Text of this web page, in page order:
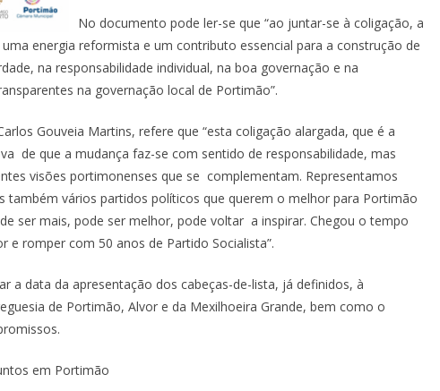
No documento pode ler-se que “ao juntar-se à coligação, a
energia reformista e um contributo essencial para a construção de
na responsabilidade individual, na boa governação e na
na governação local de Portimão”.
Gouveia Martins, refere que “esta coligação alargada, que é a
de que a mudança faz-se com sentido de responsabilidade, mas
visões portimonenses que se complementam. Representamos
também vários partidos políticos que querem o melhor para Portimão
ser mais, pode ser melhor, pode voltar a inspirar. Chegou o tempo
e romper com 50 anos de Partido Socialista”.
a data da apresentação dos cabeças-de-lista, já definidos, à
de Portimão, Alvor e da Mexilhoeira Grande, bem como o
em Portimão